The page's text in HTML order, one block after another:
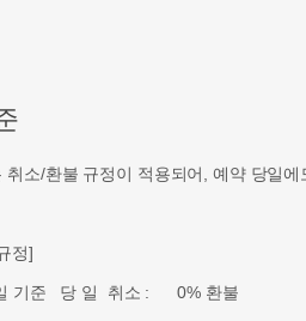
취소/환불 규정이 적용되어, 예약 당일
정]
기준 당 일 취소 : 0% 환불